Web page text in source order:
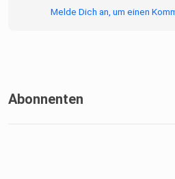
Melde Dich an, um einen
Abonnenten